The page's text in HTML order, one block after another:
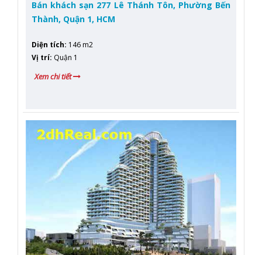
Bán khách sạn 277 Lê Thánh Tôn, Phường Bến
Thành, Quận 1, HCM
Diện tích: 146 m2
Vị trí: Quận 1
Xem chi tiết